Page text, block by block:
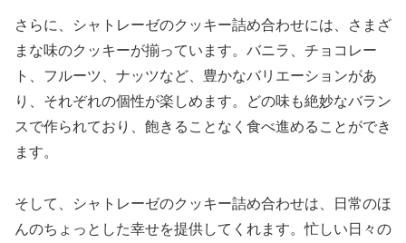
さらに、シャトレーゼのクッキー詰め合わせには、さまざ
まな味のクッキーが揃っています。バニラ、チョコレー
ト、フルーツ、ナッツなど、豊かなバリエーションがあ
り、それぞれの個性が楽しめます。どの味も絶妙なバラン
スで作られており、飽きることなく食べ進めることができ
ます。
そして、シャトレーゼのクッキー詰め合わせは、日常のほ
んのちょっとした幸せを提供してくれます。忙しい日々の